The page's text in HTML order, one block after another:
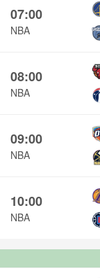
07:00
NBA
08:00
NBA
09:00
NBA
10:00
NBA